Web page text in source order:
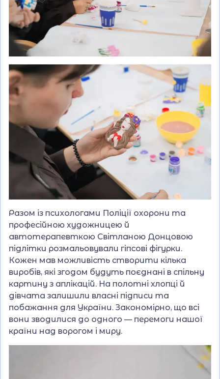
Разом із психологами Поліції охорони та
професійною художницею й
автотерапевткою Світланою Донцовою
підлітки розмальовували гіпсові фігурки.
Кожен мав можливість створити кілька
виробів, які згодом будуть поєднані в спільну
картину з аплікацій. На полотні хлопці й
дівчата залишили власні підписи та
побажання для України. Закономірно, що всі
вони зводилися до одного — перемоги нашої
країни над ворогом і миру.